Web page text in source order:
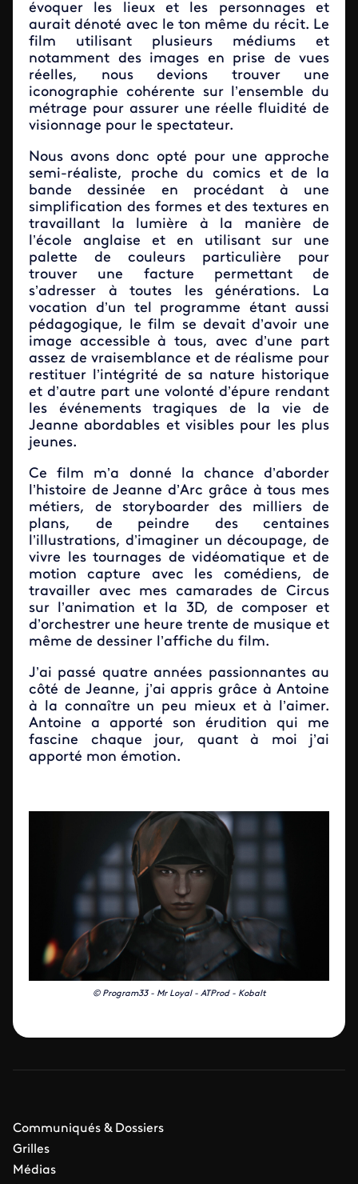
évoquer les lieux et les personnages et
aurait dénoté avec le ton même du récit. Le
film utilisant plusieurs médiums et
notamment des images en prise de vues
réelles, nous devions trouver une
iconographie cohérente sur l’ensemble du
métrage pour assurer une réelle fluidité de
visionnage pour le spectateur.
Nous avons donc opté pour une approche
semi-réaliste, proche du comics et de la
bande dessinée en procédant à une
simplification des formes et des textures en
travaillant la lumière à la manière de
l’école anglaise et en utilisant sur une
palette de couleurs particulière pour
trouver une facture permettant de
s’adresser à toutes les générations. La
vocation d’un tel programme étant aussi
pédagogique, le film se devait d’avoir une
image accessible à tous, avec d’une part
assez de vraisemblance et de réalisme pour
restituer l’intégrité de sa nature historique
et d’autre part une volonté d’épure rendant
les événements tragiques de la vie de
Jeanne abordables et visibles pour les plus
jeunes.
Ce film m’a donné la chance d’aborder
l’histoire de Jeanne d’Arc grâce à tous mes
métiers, de storyboarder des milliers de
plans, de peindre des centaines
l’illustrations, d’imaginer un découpage, de
vivre les tournages de vidéomatique et de
motion capture avec les comédiens, de
travailler avec mes camarades de Circus
sur l’animation et la 3D, de composer et
d’orchestrer une heure trente de musique et
même de dessiner l’affiche du film.
J’ai passé quatre années passionnantes au
côté de Jeanne, j’ai appris grâce à Antoine
à la connaître un peu mieux et à l’aimer.
Antoine a apporté son érudition qui me
fascine chaque jour, quant à moi j’ai
apporté mon émotion.
© Program33 - Mr Loyal - ATProd - Kobalt
Communiqués & Dossiers
Grilles
Médias